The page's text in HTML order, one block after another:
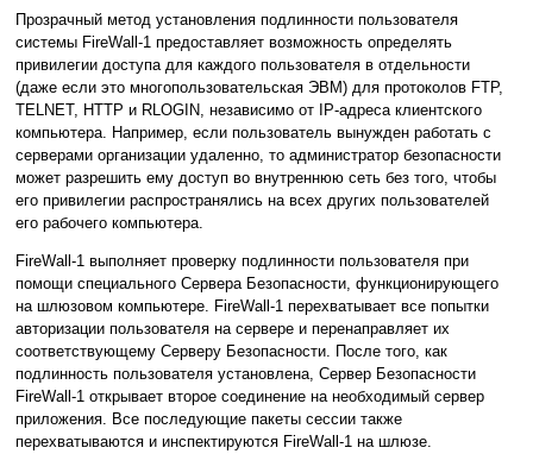
Прозрачный метод установления подлинности пользователя
системы FireWall-1 предоставляет возможность определять
привилегии доступа для каждого пользователя в отдельности
(даже если это многопользовательская ЭВМ) для протоколов FTP,
TELNET, HTTP и RLOGIN, независимо от IP-адреса клиентского
компьютера. Например, если пользователь вынужден работать с
серверами организации удаленно, то администратор безопасности
может разрешить ему доступ во внутреннюю сеть без того, чтобы
его привилегии распространялись на всех других пользователей
его рабочего компьютера.
FireWall-1 выполняет проверку подлинности пользователя при
помощи специального Сервера Безопасности, функционирующего
на шлюзовом компьютере. FireWall-1 перехватывает все попытки
авторизации пользователя на сервере и перенаправляет их
соответствующему Серверу Безопасности. После того, как
подлинность пользователя установлена, Сервер Безопасности
FireWall-1 открывает второе соединение на необходимый сервер
приложения. Все последующие пакеты сессии также
перехватываются и инспектируются FireWall-1 на шлюзе.